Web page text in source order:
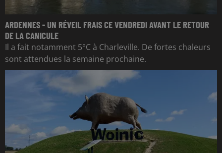
ARDENNES - UN RÉVEIL FRAIS CE VENDREDI AVANT LE RETOUR
DE LA CANICULE
Il a fait notamment 5°C à Charleville. De fortes chaleurs
sont attendues la semaine prochaine.